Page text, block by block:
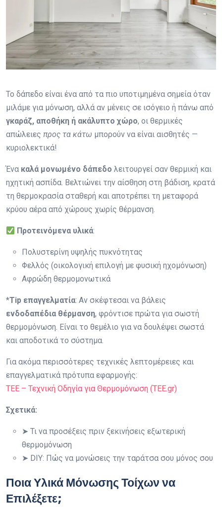
Το δάπεδο είναι ένα από τα πιο υποτιμημένα σημεία όταν
μιλάμε για μόνωση, αλλά αν μένεις σε ισόγειο ή πάνω από
γκαράζ, αποθήκη ή ακάλυπτο χώρο, οι θερμικές
απώλειες προς τα κάτω μπορούν να είναι αισθητές —
κυριολεκτικά!
Ένα καλά μονωμένο δάπεδο λειτουργεί σαν θερμική και
ηχητική ασπίδα. Βελτιώνει την αίσθηση στη βάδιση, κρατά
τη θερμοκρασία σταθερή και αποτρέπει τη μεταφορά
κρύου αέρα από χώρους χωρίς θέρμανση.
Προτεινόμενα υλικά:
Πολυστερίνη υψηλής πυκνότητας
Φελλός (οικολογική επιλογή με φυσική ηχομόνωση)
Αφρώδη θερμομονωτικά
*Tip επαγγελματία: Αν σκέφτεσαι να βάλεις
ενδοδαπέδια θέρμανση, φρόντισε πρώτα για σωστή
θερμομόνωση. Είναι το θεμέλιο για να δουλέψει σωστά
και αποδοτικά το σύστημα.
Για ακόμα περισσότερες τεχνικές λεπτομέρειες και
επαγγελματικά πρότυπα εφαρμογής:
TEE – Τεχνική Οδηγία για Θερμομόνωση (TEE.gr)
Σχετικά:
➤ Τι να προσέξεις πριν ξεκινήσεις εξωτερική
θερμομόνωση
➤ DIY: Πώς να μονώσεις την ταράτσα σου μόνος σου
Ποια Υλικά Μόνωσης Τοίχων να
Επιλέξετε;